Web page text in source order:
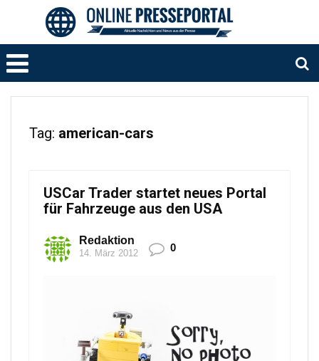
Tag: american-cars
USCar Trader startet neues Portal
für Fahrzeuge aus den USA
Redaktion
14. März 2012 0